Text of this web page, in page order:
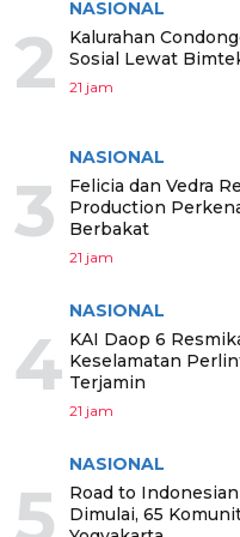
2
NASIONAL
Kalurahan
Sosial Lewat
21 jam
3
NASIONAL
Felicia dan Vedra
Production
Berbakat
21 jam
4
NASIONAL
KAI Daop 6
Keselamatan
Terjamin
21 jam
5
NASIONAL
Road to
Dimulai, 65